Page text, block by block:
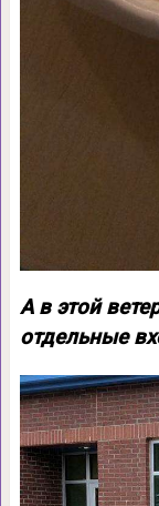
А в этой
отдельные